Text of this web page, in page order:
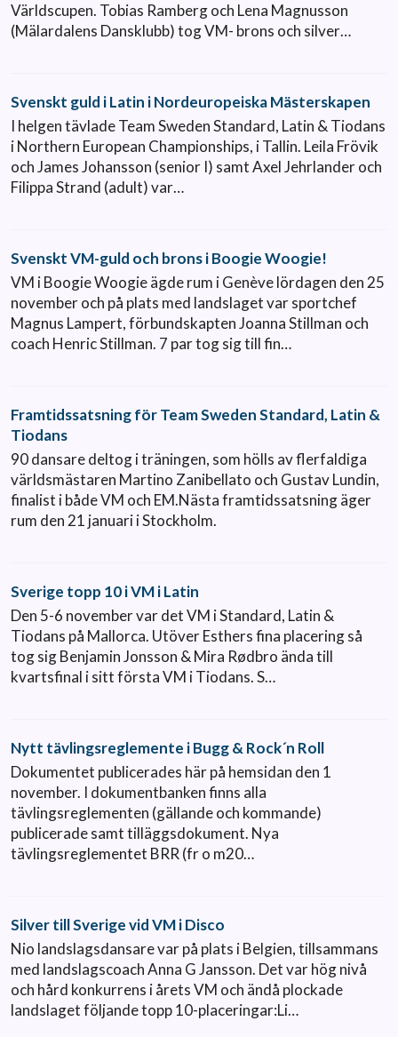
Världscupen. Tobias Ramberg och Lena Magnusson
(Mälardalens Dansklubb) tog VM- brons och silver…
Svenskt guld i Latin i Nordeuropeiska Mästerskapen
I helgen tävlade Team Sweden Standard, Latin & Tiodans
i Northern European Championships, i Tallin. Leila Frövik
och James Johansson (senior I) samt Axel Jehrlander och
Filippa Strand (adult) var…
Svenskt VM-guld och brons i Boogie Woogie!
VM i Boogie Woogie ägde rum i Genève lördagen den 25
november och på plats med landslaget var sportchef
Magnus Lampert, förbundskapten Joanna Stillman och
coach Henric Stillman. 7 par tog sig till fin…
Framtidssatsning för Team Sweden Standard, Latin &
Tiodans
90 dansare deltog i träningen, som hölls av flerfaldiga
världsmästaren Martino Zanibellato och Gustav Lundin,
finalist i både VM och EM.Nästa framtidssatsning äger
rum den 21 januari i Stockholm.
Sverige topp 10 i VM i Latin
Den 5-6 november var det VM i Standard, Latin &
Tiodans på Mallorca. Utöver Esthers fina placering så
tog sig Benjamin Jonsson & Mira Rødbro ända till
kvartsfinal i sitt första VM i Tiodans. S…
Nytt tävlingsreglemente i Bugg & Rock´n Roll
Dokumentet publicerades här på hemsidan den 1
november. I dokumentbanken finns alla
tävlingsreglementen (gällande och kommande)
publicerade samt tilläggsdokument. Nya
tävlingsreglementet BRR (fr o m20…
Silver till Sverige vid VM i Disco
Nio landslagsdansare var på plats i Belgien, tillsammans
med landslagscoach Anna G Jansson. Det var hög nivå
och hård konkurrens i årets VM och ändå plockade
landslaget följande topp 10-placeringar:Li…